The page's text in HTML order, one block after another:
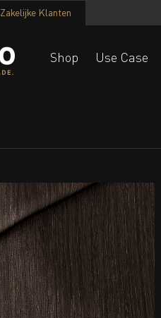
Zakelijke Klanten
Shop Use Case